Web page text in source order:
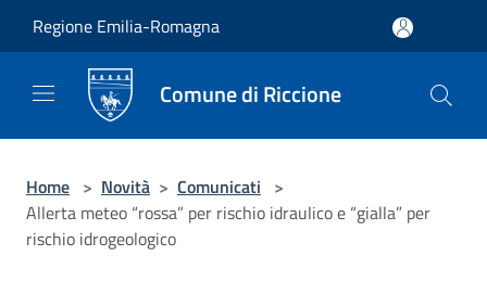
Regione Emilia-Romagna
Comune di Riccione
Home > Novità > Comunicati >
Allerta meteo “rossa” per rischio idraulico e “gialla” per
rischio idrogeologico